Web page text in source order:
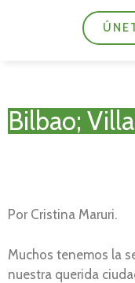
Bilbao;
Por Cristina Maruri.
Muchos tenemos la
nuestra querida